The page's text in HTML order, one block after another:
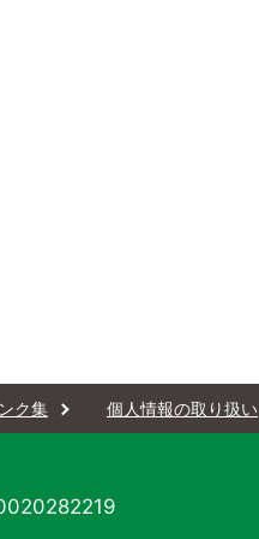
ク集 個人情報の取り扱い